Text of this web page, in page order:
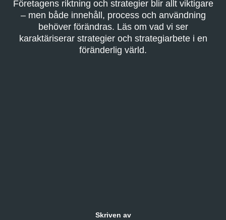
Företagens riktning och strategier blir allt viktigare
– men både innehåll, process och användning
behöver förändras. Läs om vad vi ser
karaktäriserar strategier och strategiarbete i en
föränderlig värld.
Skriven av